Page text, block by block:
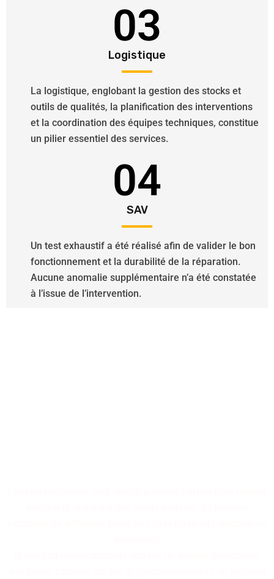
03
Logistique
La logistique, englobant la gestion des stocks et
outils de qualités, la planification des interventions
et la coordination des équipes techniques, constitue
un pilier essentiel des services.
04
SAV
Un test exhaustif a été réalisé afin de valider le bon
fonctionnement et la durabilité de la réparation.
Aucune anomalie supplémentaire n’a été constatée
à l’issue de l’intervention.